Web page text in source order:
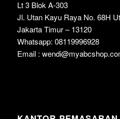
Lt 3 Blok A-303
Jl. Utan Kayu Raya No. 68H
Jakarta Timur – 13120
Whatsapp: 08119996928
Email :